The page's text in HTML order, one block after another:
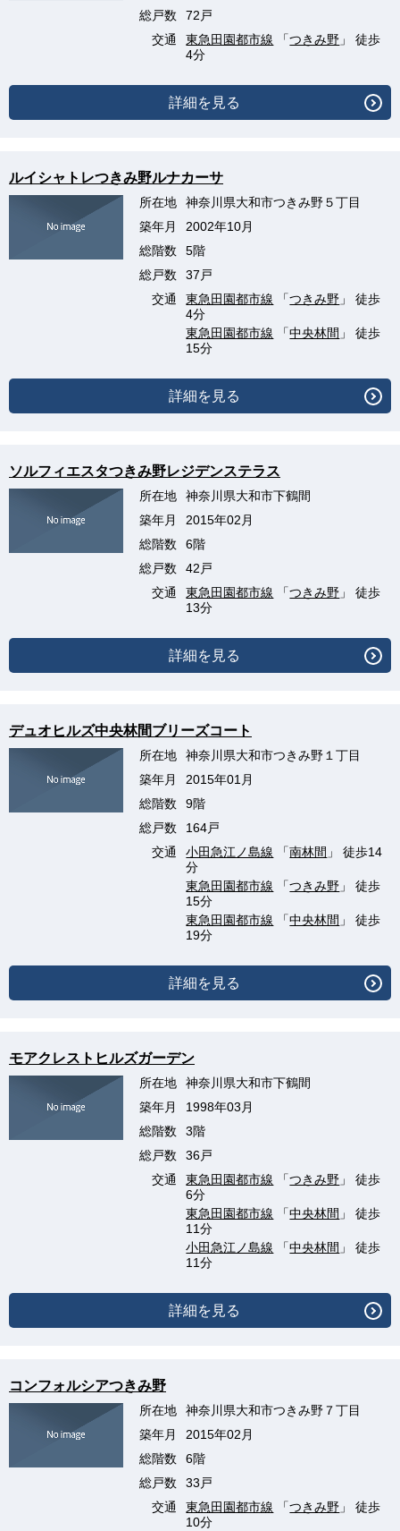
総戸数
72戸
交通
東急田園都市線 「つきみ野 」 徒歩
4分
詳細を見る
ルイシャトレつきみ野ルナカーサ
所在地
神奈川県大和市つきみ野５丁目
築年月
2002年10月
総階数
5階
総戸数
37戸
交通
東急田園都市線 「つきみ野 」 徒歩
4分
東急田園都市線 「中央林間 」 徒歩
15分
詳細を見る
ソルフィエスタつきみ野レジデンステラス
所在地
神奈川県大和市下鶴間
築年月
2015年02月
総階数
6階
総戸数
42戸
交通
東急田園都市線 「つきみ野 」 徒歩
13分
詳細を見る
デュオヒルズ中央林間ブリーズコート
所在地
神奈川県大和市つきみ野１丁目
築年月
2015年01月
総階数
9階
総戸数
164戸
交通
小田急江ノ島線 「南林間 」 徒歩14
分
東急田園都市線 「つきみ野 」 徒歩
15分
東急田園都市線 「中央林間 」 徒歩
19分
詳細を見る
モアクレストヒルズガーデン
所在地
神奈川県大和市下鶴間
築年月
1998年03月
総階数
3階
総戸数
36戸
交通
東急田園都市線 「つきみ野 」 徒歩
6分
東急田園都市線 「中央林間 」 徒歩
11分
小田急江ノ島線 「中央林間 」 徒歩
11分
詳細を見る
コンフォルシアつきみ野
所在地
神奈川県大和市つきみ野７丁目
築年月
2015年02月
総階数
6階
総戸数
33戸
交通
東急田園都市線 「つきみ野 」 徒歩
10分